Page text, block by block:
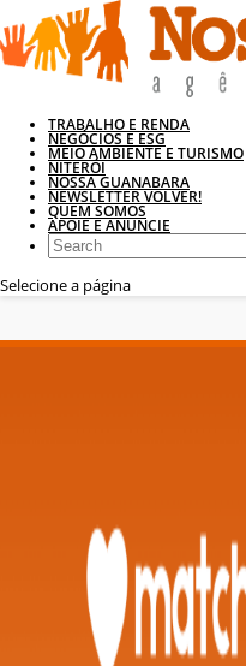
TRABALHO E RENDA
NEGÓCIOS E ESG
MEIO AMBIENTE E TURISMO
NITERÓI
NOSSA GUANABARA
NEWSLETTER VOLVER!
QUEM SOMOS
APOIE E ANUNCIE
Selecione a página